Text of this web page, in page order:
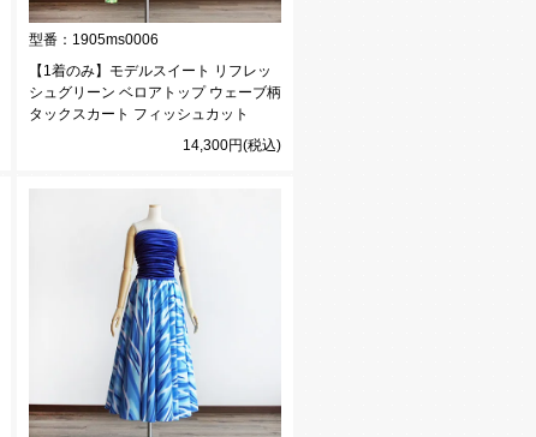
型番： 1905ms0006
【1着のみ】モデルスイート リフレッ
シュグリーン ベロアトップ ウェーブ柄
タックスカート フィッシュカット
14,300円(税込)